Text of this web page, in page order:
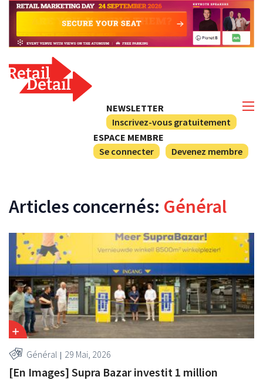
NEWSLETTER
Inscrivez-vous gratuitement
ESPACE MEMBRE
Se connecter
Devenez membre
Articles concernés: Général
Général 29 Mai, 2026
[En Images] Supra Bazar investit 1 million